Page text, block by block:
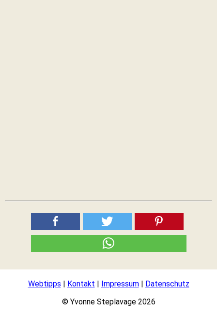
Webtipps | Kontakt | Impressum| Datenschutz
© Yvonne Steplavage 2026